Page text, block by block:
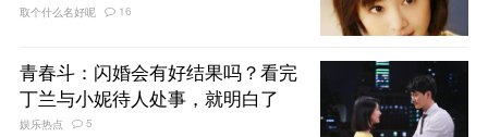
取个什么名好呢 16
青春斗：闪婚会有好结果吗？看完
丁兰与小妮待人处事，就明白了
娱乐热点 5